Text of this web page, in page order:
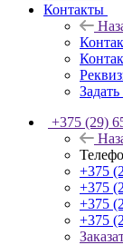
Контакты
+375 (29)
+375
+375
+375
+375